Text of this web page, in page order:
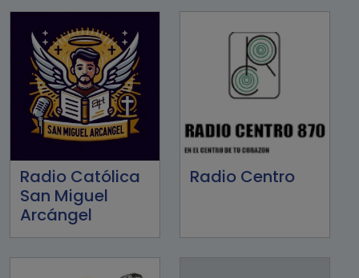
Radio Católica
San Miguel
Arcángel
Radio Centro